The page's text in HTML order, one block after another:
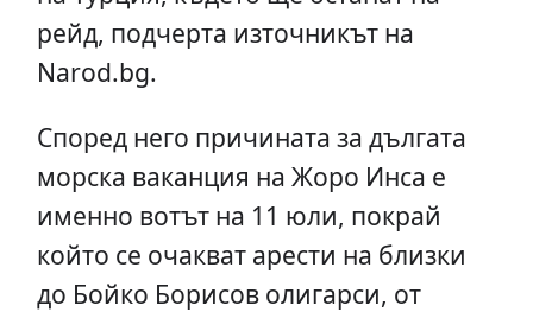
рейд, подчерта източникът на
Narod.bg.
Според него причината за дългата
морска ваканция на Жоро Инса е
именно вотът на 11 юли, покрай
който се очакват арести на близки
до Бойко Борисов олигарси, от